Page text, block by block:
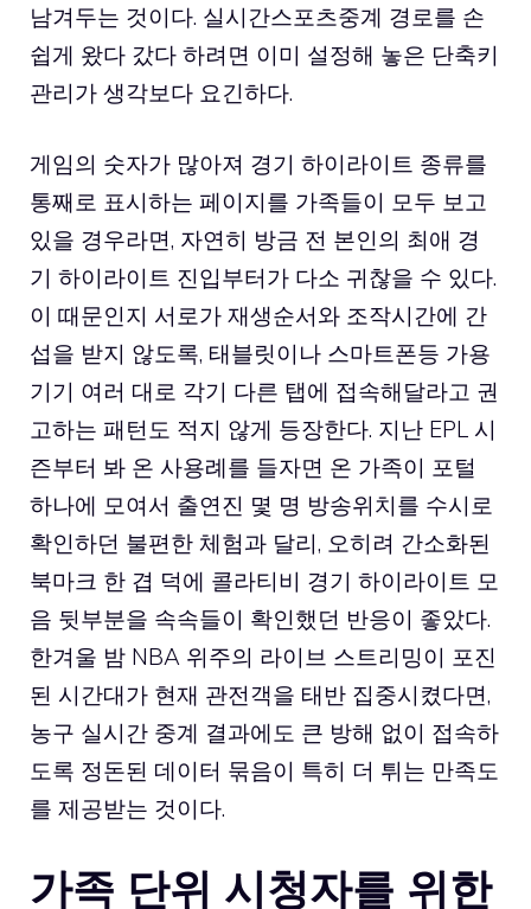
남겨두는 것이다. 실시간스포츠중계 경로를 손
쉽게 왔다 갔다 하려면 이미 설정해 놓은 단축키
관리가 생각보다 요긴하다.
게임의 숫자가 많아져 경기 하이라이트 종류를
통째로 표시하는 페이지를 가족들이 모두 보고
있을 경우라면, 자연히 방금 전 본인의 최애 경
기 하이라이트 진입부터가 다소 귀찮을 수 있다.
이 때문인지 서로가 재생순서와 조작시간에 간
섭을 받지 않도록, 태블릿이나 스마트폰등 가용
기기 여러 대로 각기 다른 탭에 접속해달라고 권
고하는 패턴도 적지 않게 등장한다. 지난 EPL 시
즌부터 봐 온 사용례를 들자면 온 가족이 포털
하나에 모여서 출연진 몇 명 방송위치를 수시로
확인하던 불편한 체험과 달리, 오히려 간소화된
북마크 한 겹 덕에 콜라티비 경기 하이라이트 모
음 뒷부분을 속속들이 확인했던 반응이 좋았다.
한겨울 밤 NBA 위주의 라이브 스트리밍이 포진
된 시간대가 현재 관전객을 태반 집중시켰다면,
농구 실시간 중계 결과에도 큰 방해 없이 접속하
도록 정돈된 데이터 묶음이 특히 더 튀는 만족도
를 제공받는 것이다.
가족 단위 시청자를 위한